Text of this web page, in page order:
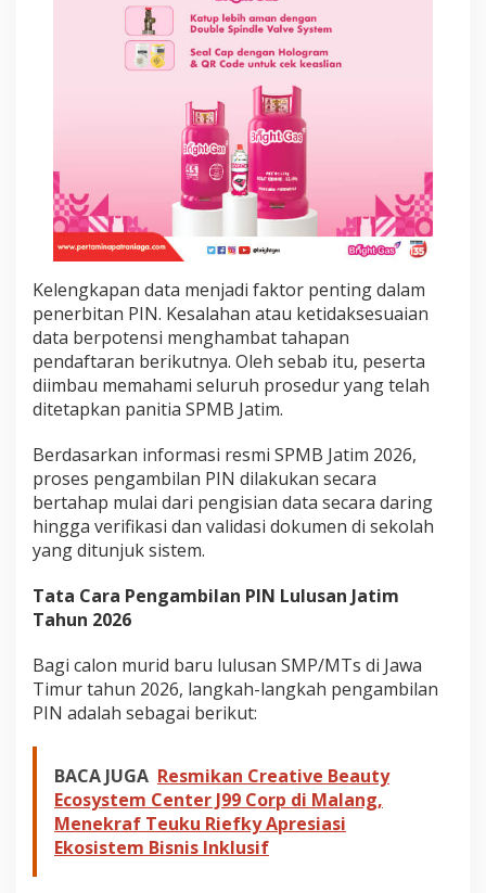
m
2
0
2
S
M
A
S
M
K
Kelengkapan data menjadi faktor penting dalam
penerbitan PIN. Kesalahan atau ketidaksesuaian
data berpotensi menghambat tahapan
pendaftaran berikutnya. Oleh sebab itu, peserta
diimbau memahami seluruh prosedur yang telah
ditetapkan panitia SPMB Jatim.
Berdasarkan informasi resmi SPMB Jatim 2026,
proses pengambilan PIN dilakukan secara
bertahap mulai dari pengisian data secara daring
hingga verifikasi dan validasi dokumen di sekolah
yang ditunjuk sistem.
Tata Cara Pengambilan PIN Lulusan Jatim
Tahun 2026
Bagi calon murid baru lulusan SMP/MTs di Jawa
Timur tahun 2026, langkah-langkah pengambilan
PIN adalah sebagai berikut:
BACA JUGA Resmikan Creative Beauty
Ecosystem Center J99 Corp di Malang,
Menekraf Teuku Riefky Apresiasi
Ekosistem Bisnis Inklusif